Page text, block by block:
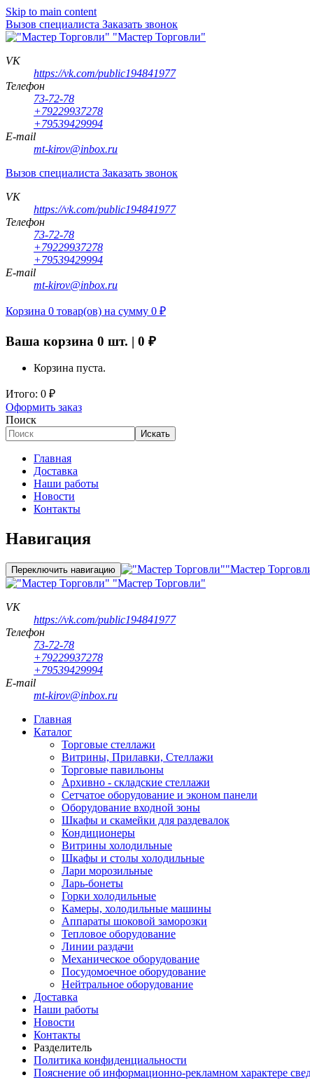
Skip to main content
Вызов специалиста Заказать звонок
"Мастер Торговли"
VK
https://vk.com/public194841977
Телефон
73-72-78
+79229937278
+79539429994
E-mail
mt-kirov@inbox.ru
Вызов специалиста Заказать звонок
VK
https://vk.com/public194841977
Телефон
73-72-78
+79229937278
+79539429994
E-mail
mt-kirov@inbox.ru
Корзина 0 товар(ов) на сумму 0 ₽
Ваша корзина 0 шт. | 0 ₽
Корзина пуста.
Итого: 0 ₽
Оформить заказ
Поиск
Искать
Главная
Доставка
Наши работы
Новости
Контакты
Навигация
Переключить навигацию
"Мастер
"Мастер Торговли"
VK
https://vk.com/public194841977
Телефон
73-72-78
+79229937278
+79539429994
E-mail
mt-kirov@inbox.ru
Главная
Каталог
Торговые стеллажи
Витрины, Прилавки, Стеллажи
Торговые павильоны
Архивно - складские стеллажи
Сетчатое оборудование и эконом панели
Оборудование входной зоны
Шкафы и скамейки для раздевалок
Кондиционеры
Витрины холодильные
Шкафы и столы холодильные
Лари морозильные
Ларь-бонеты
Горки холодильные
Камеры, холодильные машины
Аппараты шоковой заморозки
Тепловое оборудование
Линии раздачи
Механическое оборудование
Посудомоечное оборудование
Нейтральное оборудование
Доставка
Наши работы
Новости
Контакты
Разделитель
Политика конфиденциальности
Пояснение об информационно-рекламном характере